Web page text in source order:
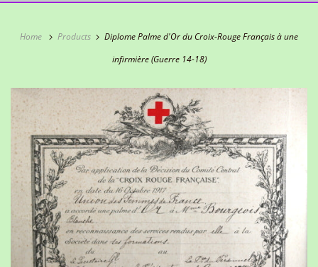
Home Products
Diplome Palme d'Or du Croix-Rouge Français à une
infirmière (Guerre 14-18)